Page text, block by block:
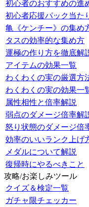
初心者のおすすめの進
初心者応援パック当た
亀《ケンチー》の集め
タスの効率的な集め方
運極の作り方を徹底解
アイテムの効果一覧
わくわくの実の厳選方
わくわくの実の効果一
属性相性と倍率解説
弱点のダメージ倍率解
怒り状態のダメージ倍
効率のいいランク上げ
メダルについて解説
復帰時にやるべきこと
攻略/お楽しみツール
クイズ＆検定一覧
ガチャ限チェッカー